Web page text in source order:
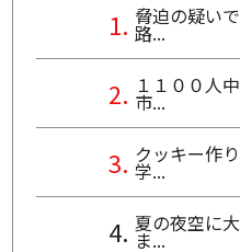
脅迫の疑い
路...
１１００人
市...
クッキー作
学...
夏の夜空に
ま...